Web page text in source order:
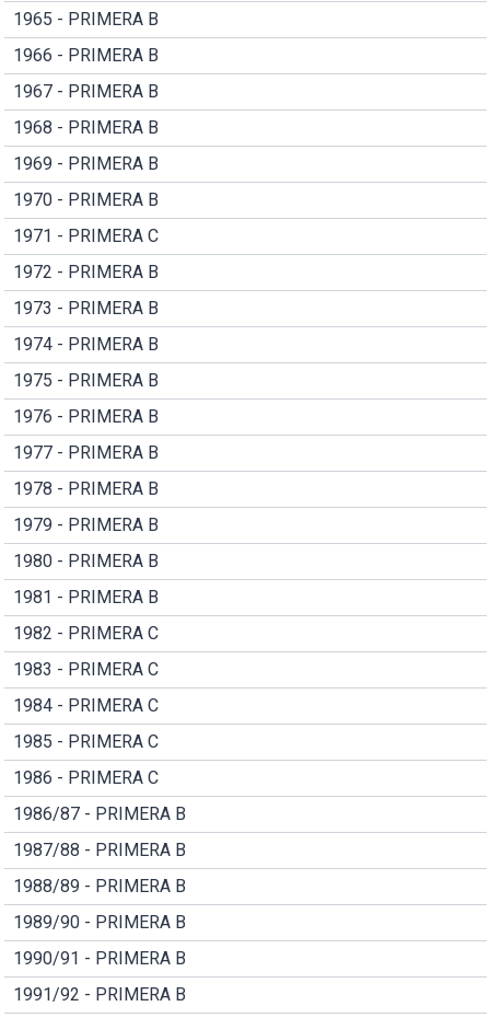
1965 - PRIMERA B
1966 - PRIMERA B
1967 - PRIMERA B
1968 - PRIMERA B
1969 - PRIMERA B
1970 - PRIMERA B
1971 - PRIMERA C
1972 - PRIMERA B
1973 - PRIMERA B
1974 - PRIMERA B
1975 - PRIMERA B
1976 - PRIMERA B
1977 - PRIMERA B
1978 - PRIMERA B
1979 - PRIMERA B
1980 - PRIMERA B
1981 - PRIMERA B
1982 - PRIMERA C
1983 - PRIMERA C
1984 - PRIMERA C
1985 - PRIMERA C
1986 - PRIMERA C
1986/87 - PRIMERA B
1987/88 - PRIMERA B
1988/89 - PRIMERA B
1989/90 - PRIMERA B
1990/91 - PRIMERA B
1991/92 - PRIMERA B